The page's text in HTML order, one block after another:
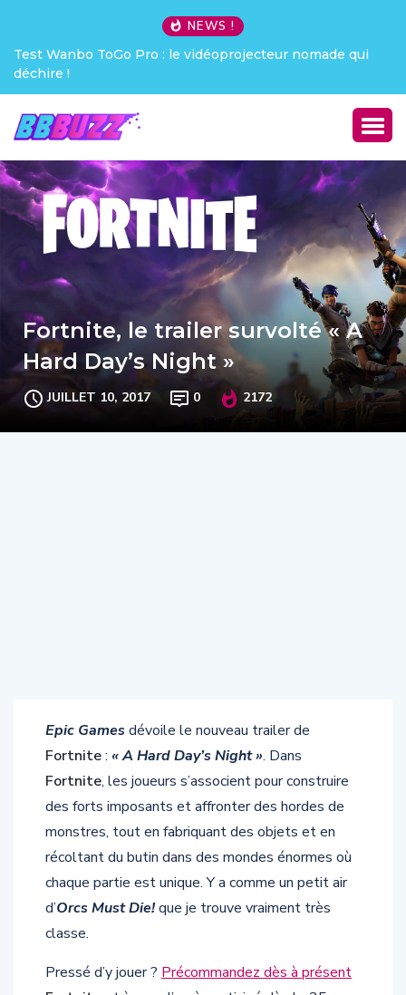
NEWS !
Test Wanbo ToGo Pro : le vidéoprojecteur nomade qui
déchire !
Fortnite, le trailer survolté « A
Hard Day’s Night »
JUILLET 10, 2017 0 2172
Epic Gamesdévoile le nouveau trailer de
Fortnite: « A Hard Day’s Night ». Dans
Fortnite, les joueurs s’associent pour construire
des forts imposants et affronter des hordes de
monstres, tout en fabriquant des objets et en
récoltant du butin dans des mondes énormes où
chaque partie est unique. Y a comme un petit air
d’Orcs Must Die!que je trouve vraiment très
classe.
Pressé d’y jouer ? Précommandez dès à présent